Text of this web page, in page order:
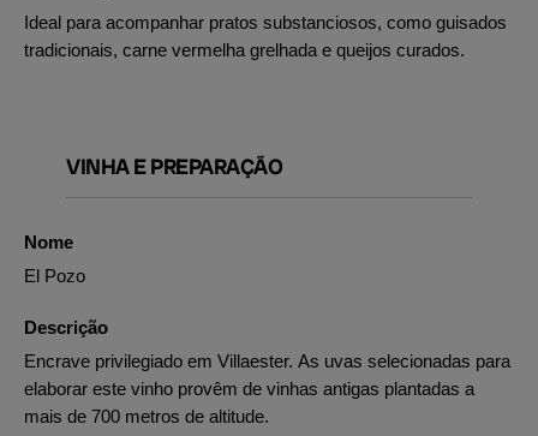
Ideal para acompanhar pratos substanciosos, como guisados
tradicionais, carne vermelha grelhada e queijos curados.
VINHA E PREPARAÇÃO
Nome
El Pozo
Descrição
Encrave privilegiado em Villaester. As uvas selecionadas para
elaborar este vinho provêm de vinhas antigas plantadas a
mais de 700 metros de altitude.